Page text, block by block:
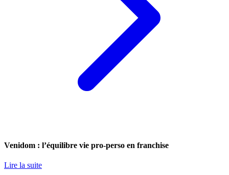
Venidom : l’équilibre vie pro-perso en franchise
Lire la suite